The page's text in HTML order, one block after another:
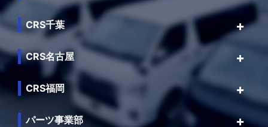
CRS千葉
CRS名古屋
CRS福岡
パーツ事業部